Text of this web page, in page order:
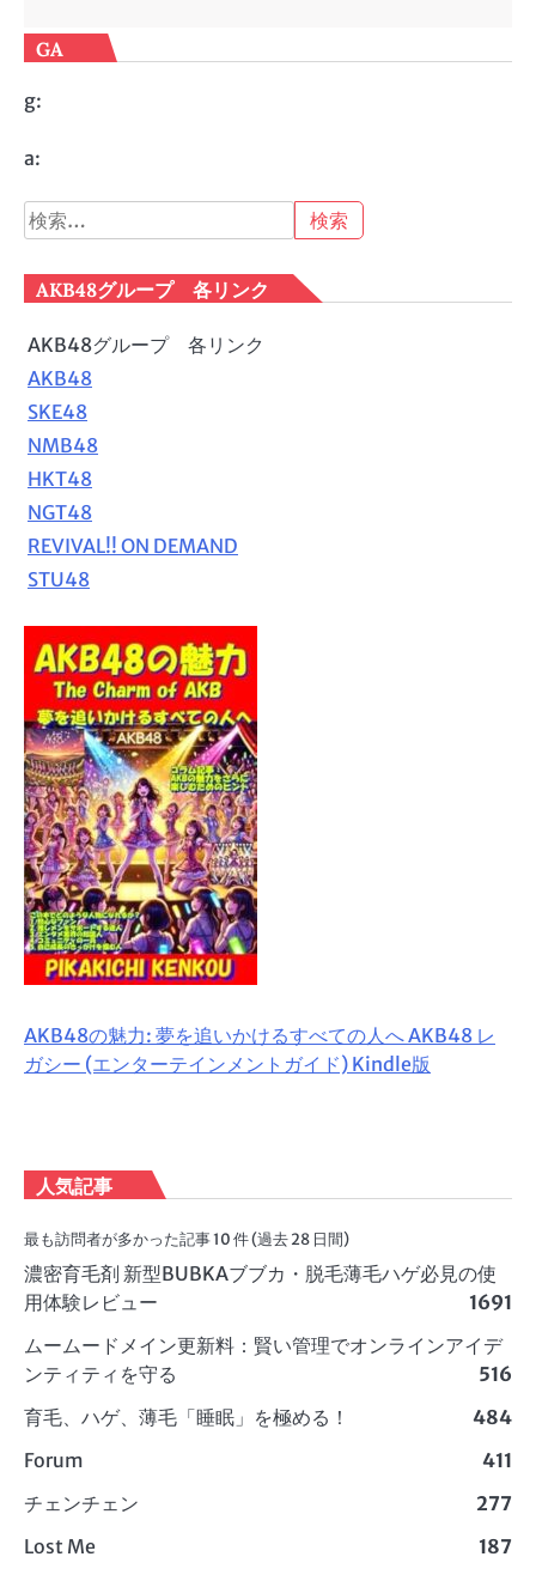
GA
g:
a:
検
索:
AKB48グループ 各リンク
AKB48グループ 各リンク
AKB48
SKE48
NMB48
HKT48
NGT48
REVIVAL!! ON DEMAND
STU48
AKB48の魅力: 夢を追いかけるすべての人へ AKB48 レ
ガシー (エンターテインメントガイド) Kindle版
人気記事
最も訪問者が多かった記事 10 件 (過去 28 日間)
濃密育毛剤 新型BUBKAブブカ・脱毛薄毛ハゲ必見の使
用体験レビュー
1691
ムームードメイン更新料：賢い管理でオンラインアイデ
ンティティを守る
516
育毛、ハゲ、薄毛「睡眠」を極める！
484
Forum
411
チェンチェン
277
Lost Me
187